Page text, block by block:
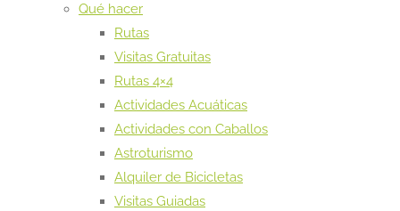
Qué hacer
Rutas
Visitas Gratuitas
Rutas 4×4
Actividades Acuáticas
Actividades con Caballos
Astroturismo
Alquiler de Bicicletas
Visitas Guiadas